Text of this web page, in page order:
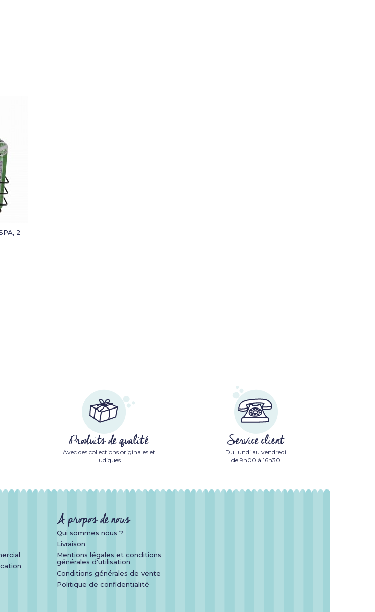
2
Produits de qualité
Avec des collections originales et
ludiques
Service client
Du lundi au vendredi
de 9h00 à 16h30
A propos de nous
Qui sommes nous ?
Livraison
Mentions légales et conditions
générales d'utilisation
Conditions générales de vente
Politique de confidentialité